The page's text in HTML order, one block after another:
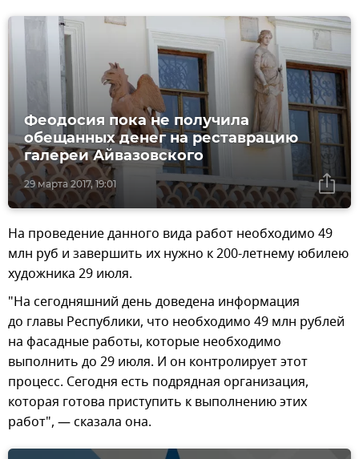
29 марта 2017, 19:01
Феодосия пока не получила
обещанных денег на реставрацию
галереи Айвазовского
На проведение данного вида работ необходимо 49
млн руб и завершить их нужно к 200-летнему юбилею
художника 29 июля.
"На сегодняшний день доведена информация
до главы Республики, что необходимо 49 млн рублей
на фасадные работы, которые необходимо
выполнить до 29 июля. И он контролирует этот
процесс. Сегодня есть подрядная организация,
которая готова приступить к выполнению этих
работ", — сказала она.